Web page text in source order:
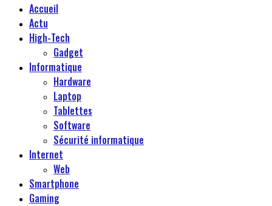
Accueil
Actu
High-Tech
Gadget
Informatique
Hardware
Laptop
Tablettes
Software
Sécurité informatique
Internet
Web
Smartphone
Gaming